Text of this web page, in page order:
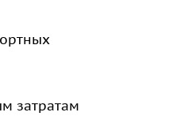
затратам